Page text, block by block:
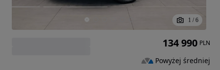
1 / 6
134 990 PLN
Powyżej średniej